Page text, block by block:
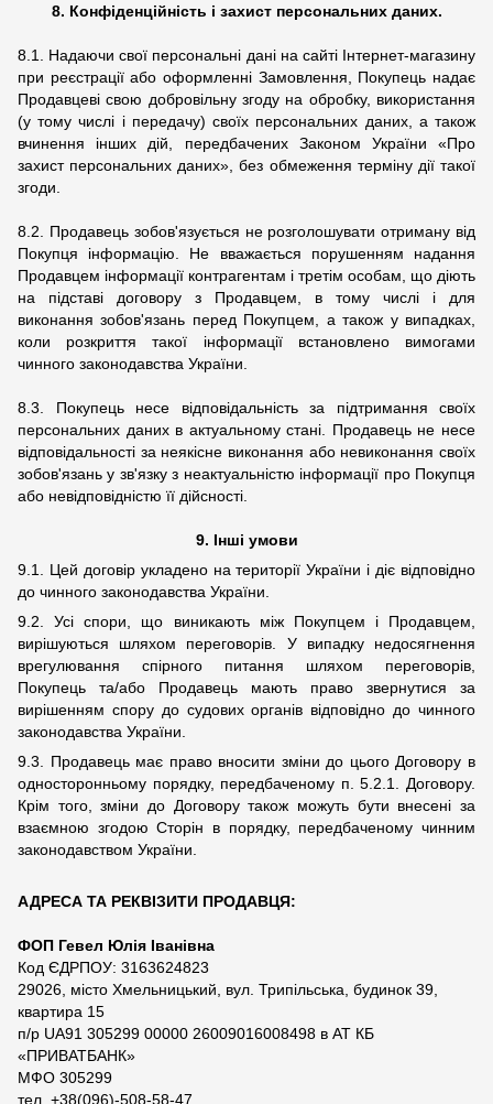
8. Конфіденційність і захист персональних даних.
8.1. Надаючи свої персональні дані на сайті Інтернет-магазину
при реєстрації або оформленні Замовлення, Покупець надає
Продавцеві свою добровільну згоду на обробку, використання
(у тому числі і передачу) своїх персональних даних, а також
вчинення інших дій, передбачених Законом України «Про
захист персональних даних», без обмеження терміну дії такої
згоди.
8.2. Продавець зобов'язується не розголошувати отриману від
Покупця інформацію. Не вважається порушенням надання
Продавцем інформації контрагентам і третім особам, що діють
на підставі договору з Продавцем, в тому числі і для
виконання зобов'язань перед Покупцем, а також у випадках,
коли розкриття такої інформації встановлено вимогами
чинного законодавства України.
8.3. Покупець несе відповідальність за підтримання своїх
персональних даних в актуальному стані. Продавець не несе
відповідальності за неякісне виконання або невиконання своїх
зобов'язань у зв'язку з неактуальністю інформації про Покупця
або невідповідністю її дійсності.
9. Інші умови
9.1. Цей договір укладено на території України і діє відповідно
до чинного законодавства України.
9.2. Усі спори, що виникають між Покупцем і Продавцем,
вирішуються шляхом переговорів. У випадку недосягнення
врегулювання спірного питання шляхом переговорів,
Покупець та/або Продавець мають право звернутися за
вирішенням спору до судових органів відповідно до чинного
законодавства України.
9.3. Продавець має право вносити зміни до цього Договору в
односторонньому порядку, передбаченому п. 5.2.1. Договору.
Крім того, зміни до Договору також можуть бути внесені за
взаємною згодою Сторін в порядку, передбаченому чинним
законодавством України.
АДРЕСА ТА РЕКВІЗИТИ ПРОДАВЦЯ:
ФОП Гевел Юлія Іванівна
Код ЄДРПОУ: 3163624823
29026, місто Хмельницький, вул. Трипільська, будинок 39,
квартира 15
п/р UA91 305299 00000 26009016008498 в АТ КБ
«ПРИВАТБАНК»
МФО 305299
тел. +38(096)-508-58-47